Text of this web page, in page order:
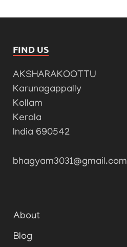
FIND US
AKSHARAKOOTTU
Karunagappally
Kollam
Kerala
India 690542
bhagyam3031@gmail.com
About
Blog